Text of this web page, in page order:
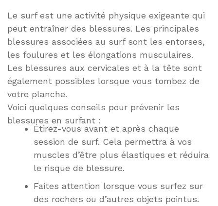
Le surf est une activité physique exigeante qui
peut entraîner des blessures. Les principales
blessures associées au surf sont les entorses,
les foulures et les élongations musculaires.
Les blessures aux cervicales et à la tête sont
également possibles lorsque vous tombez de
votre planche.
Voici quelques conseils pour prévenir les
blessures en surfant :
Étirez-vous avant et après chaque
session de surf. Cela permettra à vos
muscles d’être plus élastiques et réduira
le risque de blessure.
Faites attention lorsque vous surfez sur
des rochers ou d’autres objets pointus.